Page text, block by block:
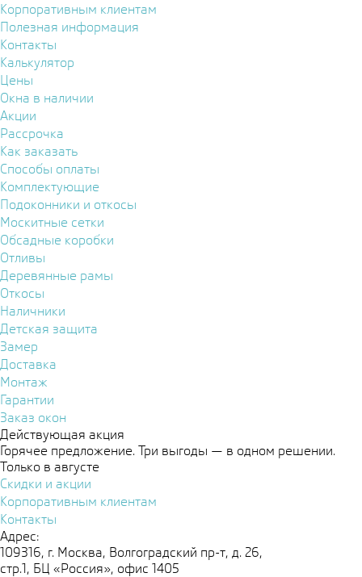
Корпоративным клиентам
Полезная информация
Контакты
Калькулятор
Цены
Окна в наличии
Акции
Рассрочка
Как заказать
Способы оплаты
Комплектующие
Подоконники и откосы
Москитные сетки
Обсадные коробки
Отливы
Деревянные рамы
Откосы
Наличники
Детская защита
Замер
Доставка
Монтаж
Гарантии
Заказ окон
Действующая акция
Горячее предложение. Три выгоды — в одном решении.
Только в августе
Скидки и акции
Корпоративным клиентам
Контакты
Адрес:
109316, г. Москва, Волгоградский пр-т, д. 26,
стр.1, БЦ «Россия», офис 1405